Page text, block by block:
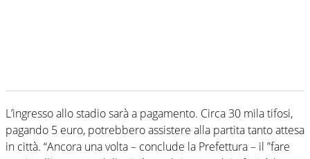
L’ingresso allo stadio sarà a pagamento. Circa 30 mila tifosi,
pagando 5 euro, potrebbero assistere alla partita tanto attesa
in città. “Ancora una volta – conclude la Prefettura – il ”fare